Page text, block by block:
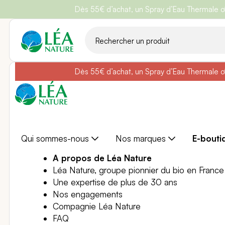
Belle
Dès 55€ d’achat, un Spray d’Eau
Aller
contenu
Belle
Dès 55€ d’achat, un Spray d’Eau
Qui sommes-nous Nos marques E-
A propos de Léa Nature
Léa Nature, groupe pionnier du bio en France
Une expertise de plus de 30 ans
Nos engagements
Compagnie Léa Nature
FAQ